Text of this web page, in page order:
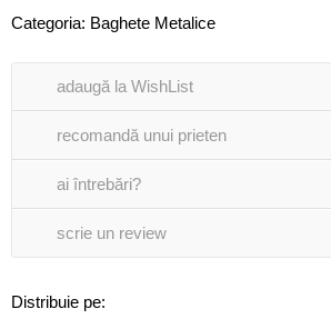
Categoria: Baghete Metalice
adaugă la WishList
recomandă unui prieten
ai întrebări?
scrie un review
Distribuie pe: